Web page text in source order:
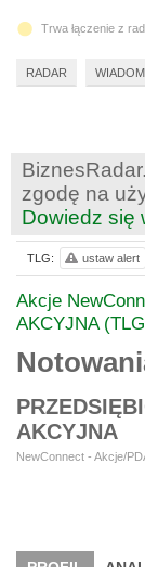
zgodę na
Dowiedz się
Akcje
AKCYJNA
AKCYJNA
NewConnect - Akcje/
TLG: ustaw alert
13
Trwa łączenie z
RADAR